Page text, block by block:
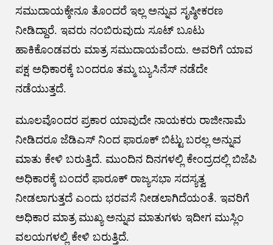
ಸಮುದಾಯಕ್ಕೇನೂ ತೊಂದರೆ ಇಲ್ಲ ಅನ್ನುವ ಸೃಷ್ಠೀಕರಣ
ನೀಡಿದ್ದಾರೆ. ಇವರು ನಂಬಿರುವುದು ಸೂಟ್ ಬೂಟು
ಹಾಕಿಕೊಂಡವರು ಮಾತ್ರ ಸಮುದಾಯವೆಂದು. ಅವರಿಗೆ ಯಾವ
ಪಕ್ಷ ಅಧಿಕಾರಕ್ಕೆ ಬಂದರೂ ತಮ್ಮ ಬ್ಯುಸಿನೆಸ್ ನಡೆದೇ
ನಡೆಯುತ್ತದೆ.
ಮೂಲವೊಂದರ ಪ್ರಕಾರ ಯಾವುದೇ ನಾಯಕರು ರಾಜೀನಾಮೆ
ನೀಡಿದರೂ ಜೆಡಿಎಸ್ ನಿಂದ ಫಾರೂಕ್ ಬಿಟ್ಟು ಬರಲ್ಲ ಅನ್ನುವ
ಮಾತು ಕೇಳಿ ಬರುತ್ತಿದೆ. ಮುಂದಿನ ದಿನಗಳಲ್ಲಿ ಕೇಂದ್ರದಲ್ಲಿ ಬಿಜೆಪಿ
ಅಧಿಕಾರಕ್ಕೆ ಬಂದರೆ ಫಾರೂಕ್ ರಾಜ್ಯಸಭಾ ಸದಸ್ಯತ್ವ
ನೀಡಲಾಗುತ್ತದೆ ಎಂದು ಭರವಸೆ ನೀಡಲಾಗಿದೆಯಂತೆ. ಇವರಿಗೆ
ಅಧಿಕಾರ ಮಾತ್ರ ಮುಖ್ಯ ಅನ್ನುವ ಮಾತುಗಳು ಇದೀಗ ಮುಸ್ಲಿಂ
ವಲಯಗಳಲ್ಲಿ ಕೇಳಿ ಬರುತ್ತಿದೆ.